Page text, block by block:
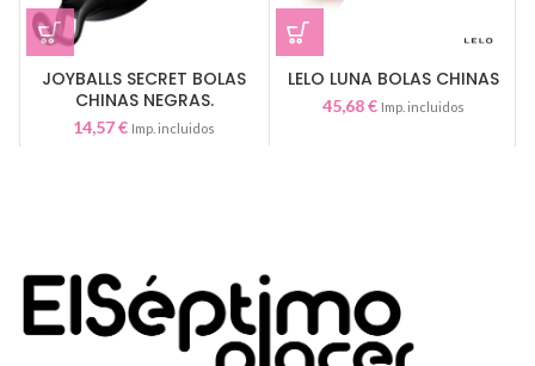
JOYBALLS SECRET BOLAS
CHINAS NEGRAS.
14,57€ Imp. incluidos
LELO LUNA BOLAS CHINAS
45,68€ Imp. incluidos